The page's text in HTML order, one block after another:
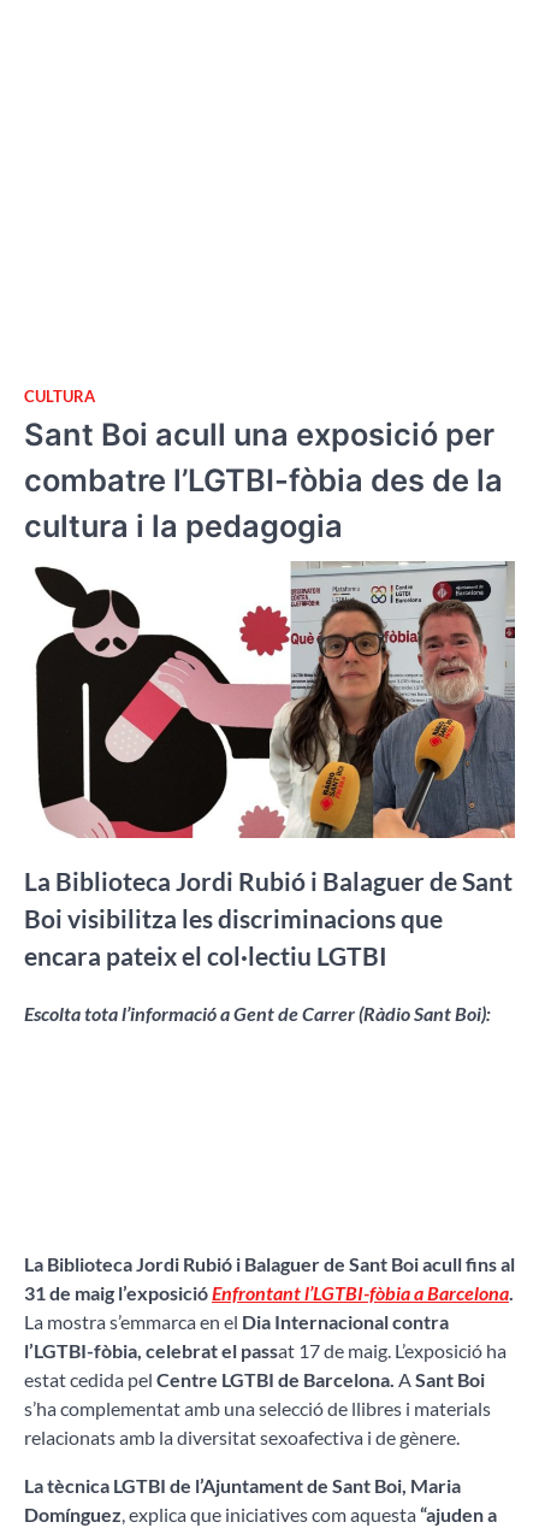
CULTURA
Sant Boi acull una exposició per
combatre l’LGTBI-fòbia des de la
cultura i la pedagogia
La Biblioteca Jordi Rubió i Balaguer de Sant
Boi visibilitza les discriminacions que
encara pateix el col·lectiu LGTBI
Escolta tota l’informació a Gent de Carrer (Ràdio Sant Boi):
La Biblioteca Jordi Rubió i Balaguer de Sant Boiacull fins al
31 de maig l’exposicióEnfrontant l’LGTBI-fòbia a Barcelona.
La mostra s’emmarca en el Dia Internacional contra
l’LGTBI-fòbia, celebrat el passat 17 de maig. L’exposició ha
estat cedida pel Centre LGTBI de Barcelona. ASant Boi
s’ha complementat amb una selecció de llibres i materials
relacionats amb la diversitat sexoafectiva i de gènere.
La tècnica LGTBI de l’Ajuntament de Sant Boi, Maria
Domínguez, explica que iniciatives com aquesta“ajuden a